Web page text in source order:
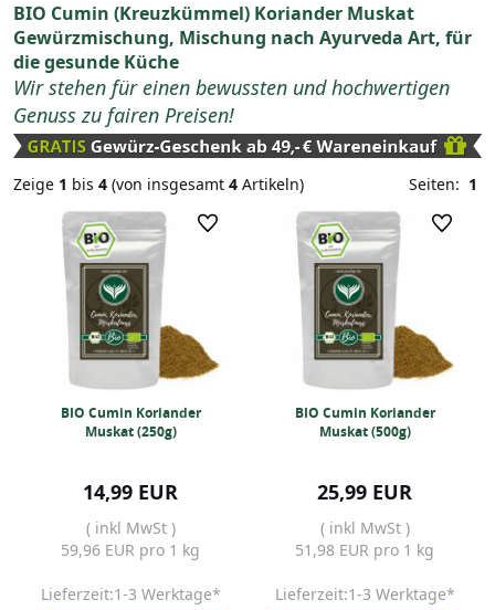
BIO Cumin (Kreuzkümmel) Koriander Muskat
Gewürzmischung, Mischung nach Ayurveda Art, für
die gesunde Küche
Wir stehen für einen bewussten und hochwertigen
Genuss zu fairen Preisen!
Zeige 1 bis 4 (von insgesamt 4 Artikeln) Seiten: 1
BIO Cumin Koriander
Muskat (250g)
14,99 EUR
( inkl MwSt )
59,96 EUR pro 1 kg
Lieferzeit:1-3 Werktage*
BIO Cumin Koriander
Muskat (500g)
25,99 EUR
( inkl MwSt )
51,98 EUR pro 1 kg
Lieferzeit:1-3 Werktage*